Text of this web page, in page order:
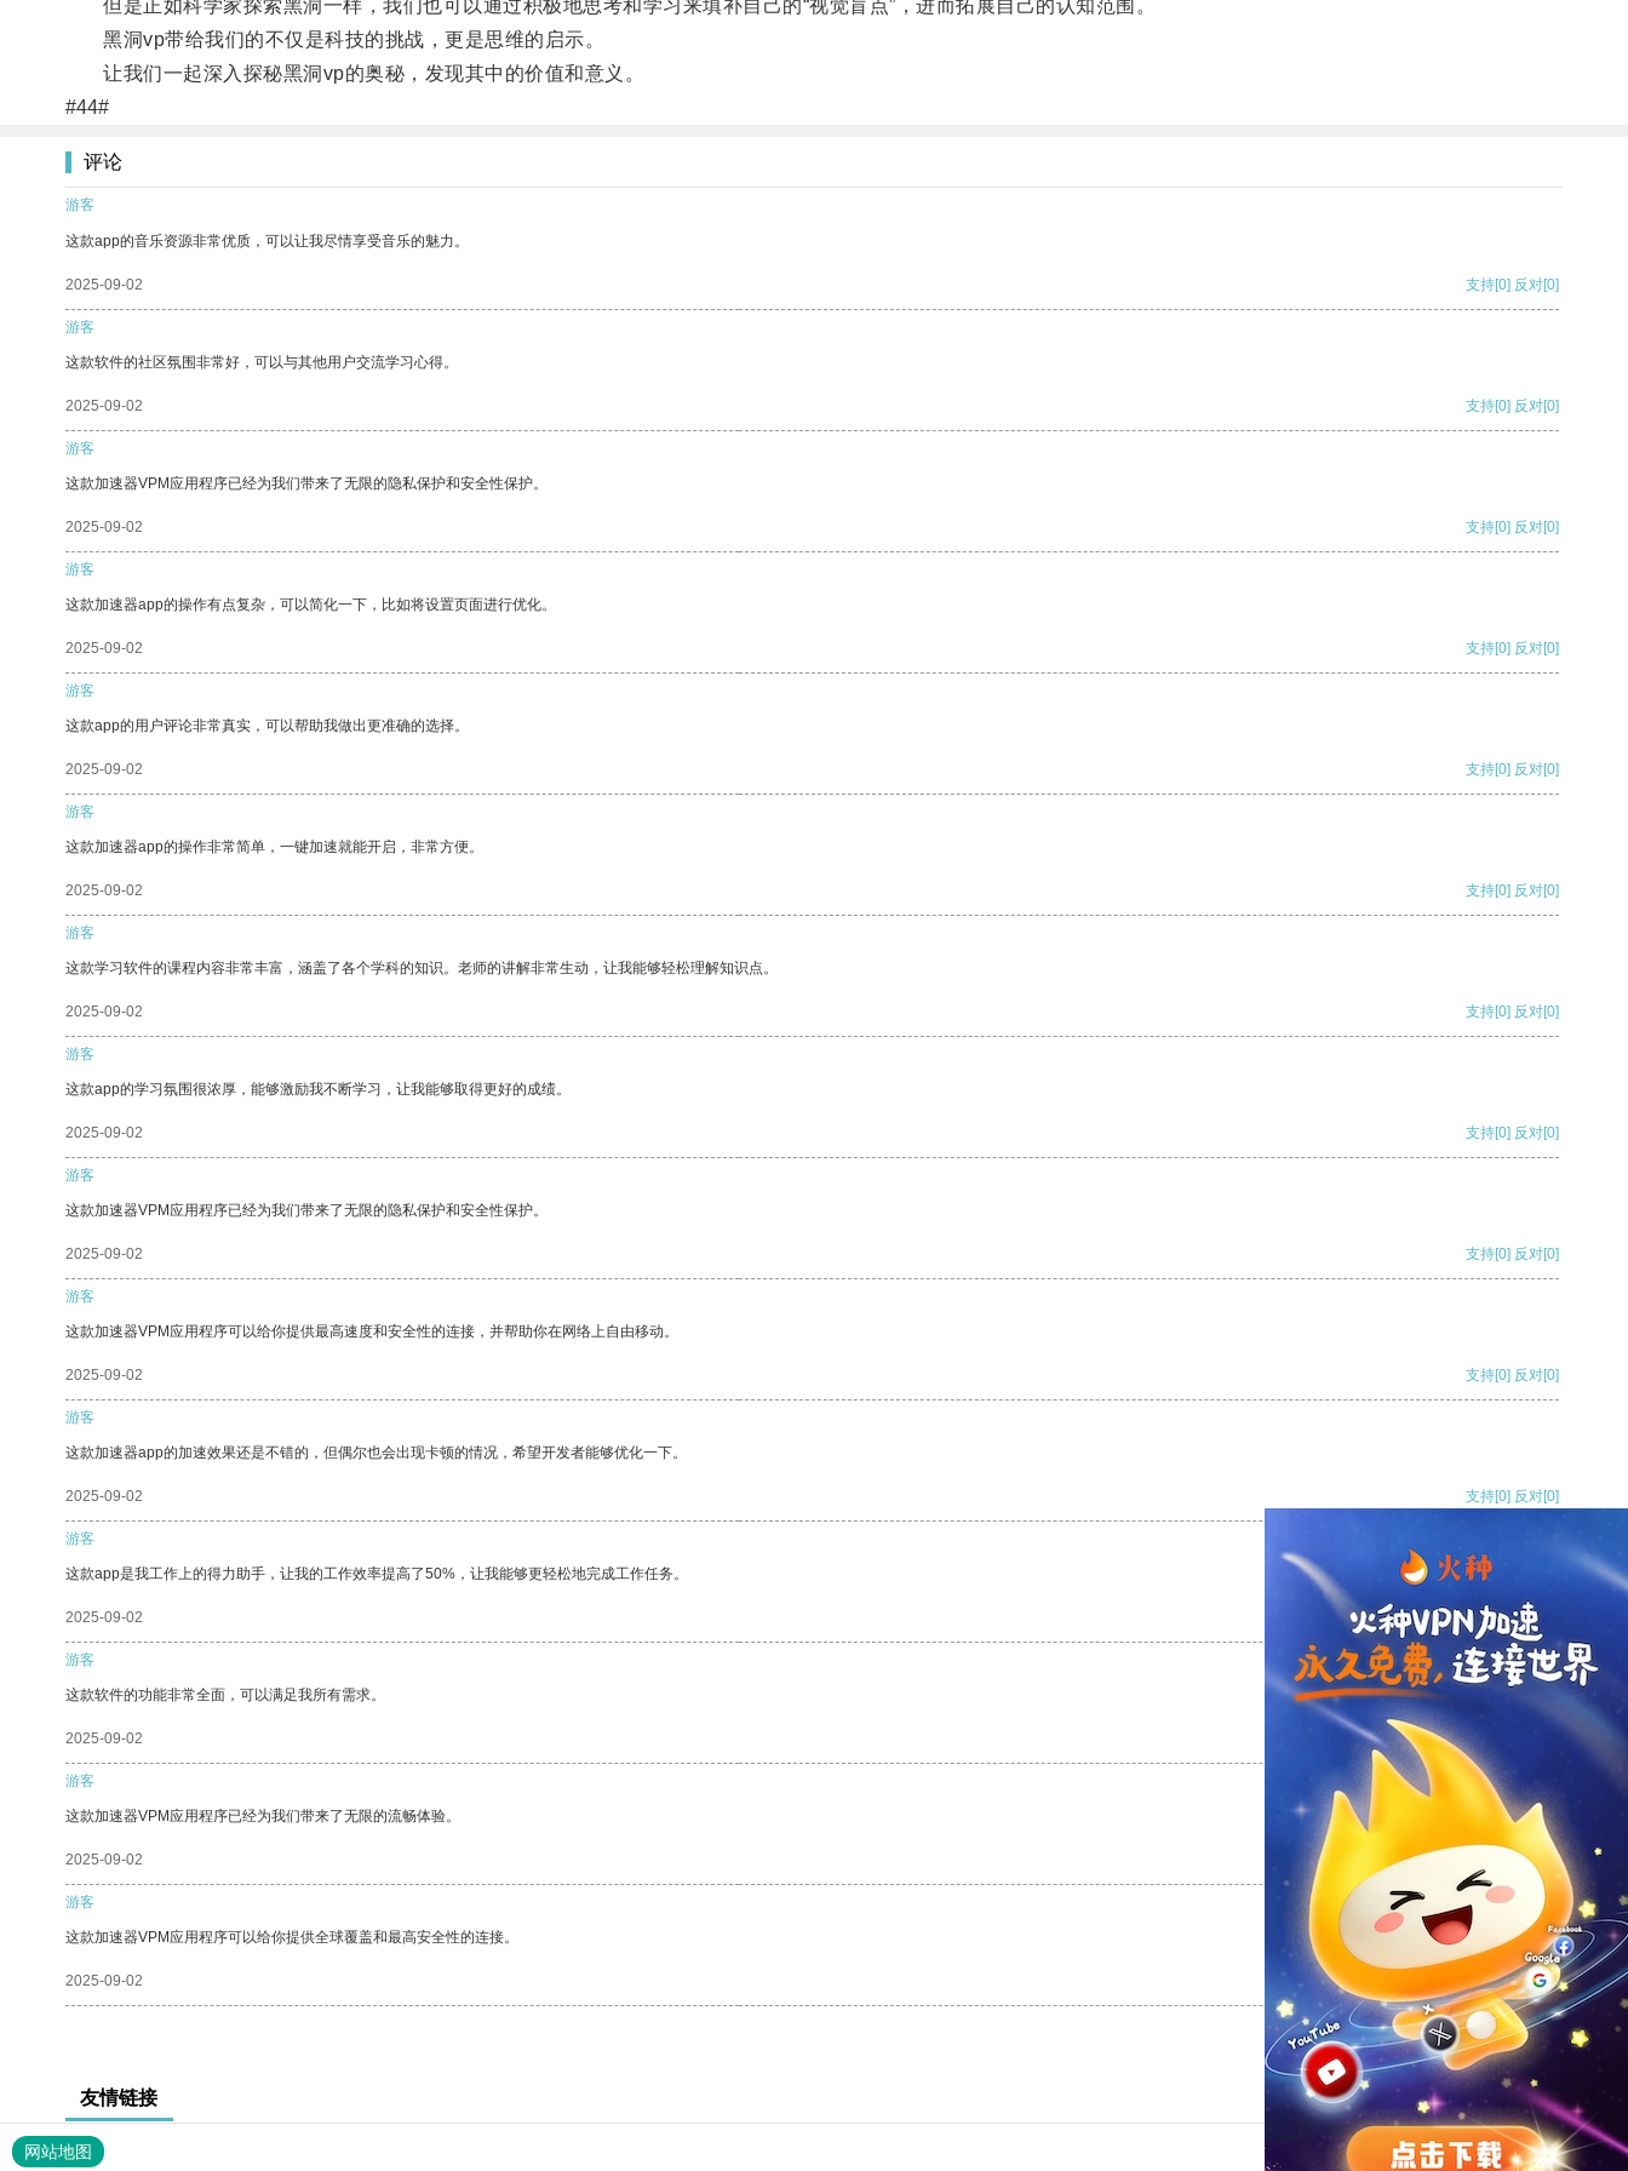
但是正如科学家探索黑洞一样，我们也可以通过积极地思考和学习来填补自己的“视觉盲点”，进而拓展自己的认知范围。
黑洞vp带给我们的不仅是科技的挑战，更是思维的启示。
让我们一起深入探秘黑洞vp的奥秘，发现其中的价值和意义。
#44#
评论
游客
这款app的音乐资源非常优质，可以让我尽情享受音乐的魅力。
2025-09-02 支持[0] 反对[0]
游客
这款软件的社区氛围非常好，可以与其他用户交流学习心得。
2025-09-02 支持[0] 反对[0]
游客
这款加速器VPM应用程序已经为我们带来了无限的隐私保护和安全性保护。
2025-09-02 支持[0] 反对[0]
游客
这款加速器app的操作有点复杂，可以简化一下，比如将设置页面进行优化。
2025-09-02 支持[0] 反对[0]
游客
这款app的用户评论非常真实，可以帮助我做出更准确的选择。
2025-09-02 支持[0] 反对[0]
游客
这款加速器app的操作非常简单，一键加速就能开启，非常方便。
2025-09-02 支持[0] 反对[0]
游客
这款学习软件的课程内容非常丰富，涵盖了各个学科的知识。老师的讲解非常生动，让我能够轻松理解知识点。
2025-09-02 支持[0] 反对[0]
游客
这款app的学习氛围很浓厚，能够激励我不断学习，让我能够取得更好的成绩。
2025-09-02 支持[0] 反对[0]
游客
这款加速器VPM应用程序已经为我们带来了无限的隐私保护和安全性保护。
2025-09-02 支持[0] 反对[0]
游客
这款加速器VPM应用程序可以给你提供最高速度和安全性的连接，并帮助你在网络上自由移动。
2025-09-02 支持[0] 反对[0]
游客
这款加速器app的加速效果还是不错的，但偶尔也会出现卡顿的情况，希望开发者能够优化一下。
2025-09-02 支持[0] 反对[0]
游客
这款app是我工作上的得力助手，让我的工作效率提高了50%，让我能够更轻松地完成工作任务。
2025-09-02 支持[0] 反对
游客
这款软件的功能非常全面，可以满足我所有需求。
2025-09-02 支持
游客
这款加速器VPM应用程序已经为我们带来了无限的流畅体验。
2025-09-02 反对 [0]
游客
这款加速器VPM应用程序可以给你提供全球覆盖和最高安全性的连接。
2025-09-02 支持[0] 反对[0]
友情链接
网站地图